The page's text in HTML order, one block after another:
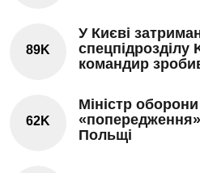
89K
У Києві
спецпідрозділу
командир
62K
Міністр
Польщі